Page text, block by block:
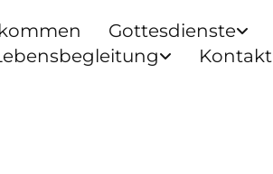
Gottesdienste
Kontakt